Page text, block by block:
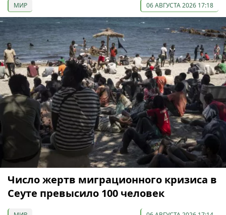
МИР 06 АВГУСТА 2026 17:18
Число жертв миграционного кризиса в
Сеуте превысило 100 человек